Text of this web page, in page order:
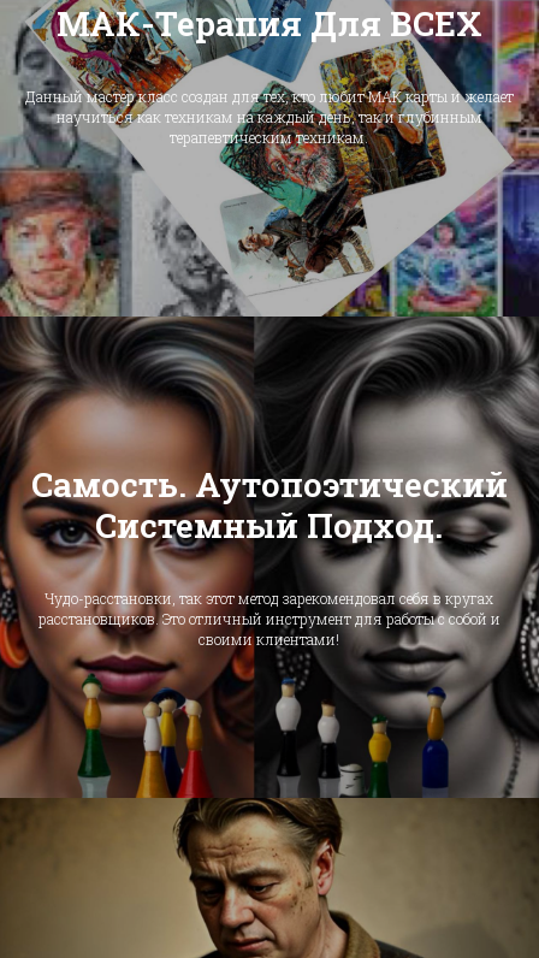
МАК-Терапия Для ВСЕХ
Данный мастер класс создан для тех, кто любит МАК карты и желает
научиться как техникам на каждый день, так и глубинным
терапевтическим техникам.
Самость. Аутопоэтический
Системный Подход.
Чудо-расстановки, так этот метод зарекомендовал себя в кругах
расстановщиков. Это отличный инструмент для работы с собой и
своими клиентами!